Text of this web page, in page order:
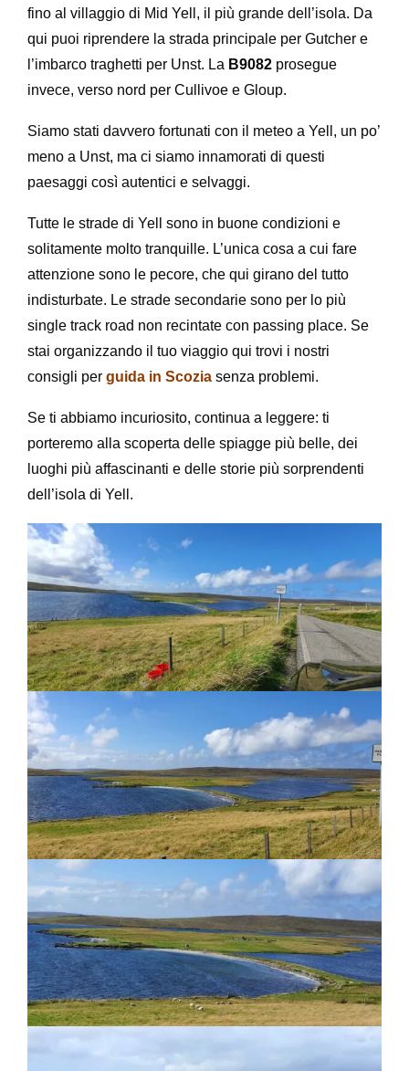
fino al villaggio di Mid Yell, il più grande dell’isola. Da
qui puoi riprendere la strada principale per Gutcher e
l’imbarco traghetti per Unst. La B9082 prosegue
invece, verso nord per Cullivoe e Gloup.
Siamo stati davvero fortunati con il meteo a Yell, un po’
meno a Unst, ma ci siamo innamorati di questi
paesaggi così autentici e selvaggi.
Tutte le strade di Yell sono in buone condizioni e
solitamente molto tranquille. L’unica cosa a cui fare
attenzione sono le pecore, che qui girano del tutto
indisturbate. Le strade secondarie sono per lo più
single track road non recintate con passing place. Se
stai organizzando il tuo viaggio qui trovi i nostri
consigli per guida in Scozia senza problemi.
Se ti abbiamo incuriosito, continua a leggere: ti
porteremo alla scoperta delle spiagge più belle, dei
luoghi più affascinanti e delle storie più sorprendenti
dell’isola di Yell.